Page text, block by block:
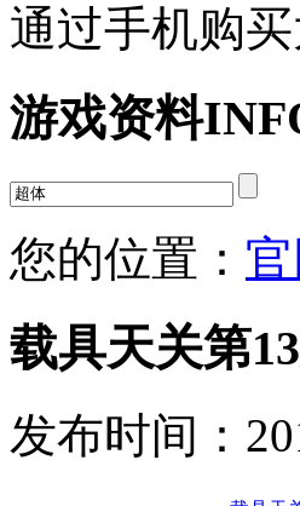
通过手机购
游戏资料
您的位置：
载具天关第
发布时间：